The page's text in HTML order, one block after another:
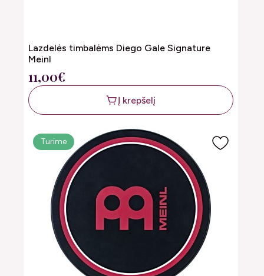
Lazdelės timbalėms Diego Gale Signature
Meinl
11,00€
Į krepšelį
Turime